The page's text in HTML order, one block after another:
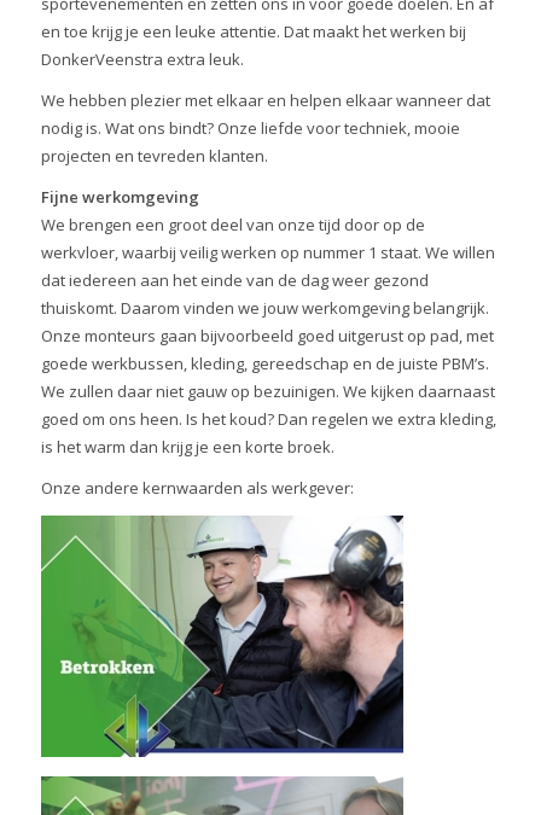
en toe krijg je een leuke attentie. Dat maakt het werken bij
DonkerVeenstra extra leuk.
We hebben plezier met elkaar en helpen elkaar wanneer dat
nodig is. Wat ons bindt? Onze liefde voor techniek, mooie
projecten en tevreden klanten.
Fijne werkomgeving
We brengen een groot deel van onze tijd door op de
werkvloer, waarbij veilig werken op nummer 1 staat. We willen
dat iedereen aan het einde van de dag weer gezond
thuiskomt. Daarom vinden we jouw werkomgeving belangrijk.
Onze monteurs gaan bijvoorbeeld goed uitgerust op pad, met
goede werkbussen, kleding, gereedschap en de juiste PBM’s.
We zullen daar niet gauw op bezuinigen. We kijken daarnaast
goed om ons heen. Is het koud? Dan regelen we extra kleding,
is het warm dan krijg je een korte broek.
Onze andere kernwaarden als werkgever: